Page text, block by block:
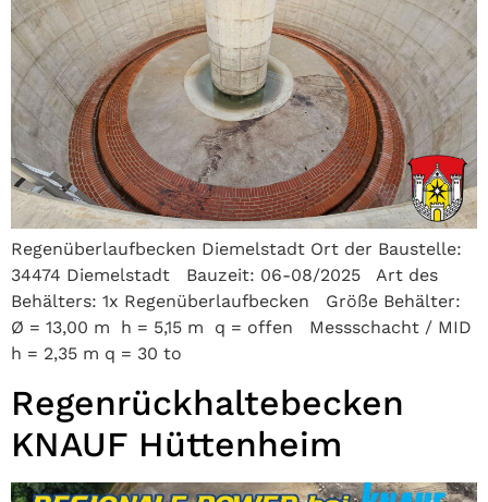
Regenüberlaufbecken Diemelstadt Ort der Baustelle:
34474 Diemelstadt Bauzeit: 06-08/2025 Art des
Behälters: 1x Regenüberlaufbecken Größe Behälter:
Ø = 13,00 m h = 5,15 m q = offen Messschacht / MID
h = 2,35 m q = 30 to
Regenrückhaltebecken
KNAUF Hüttenheim